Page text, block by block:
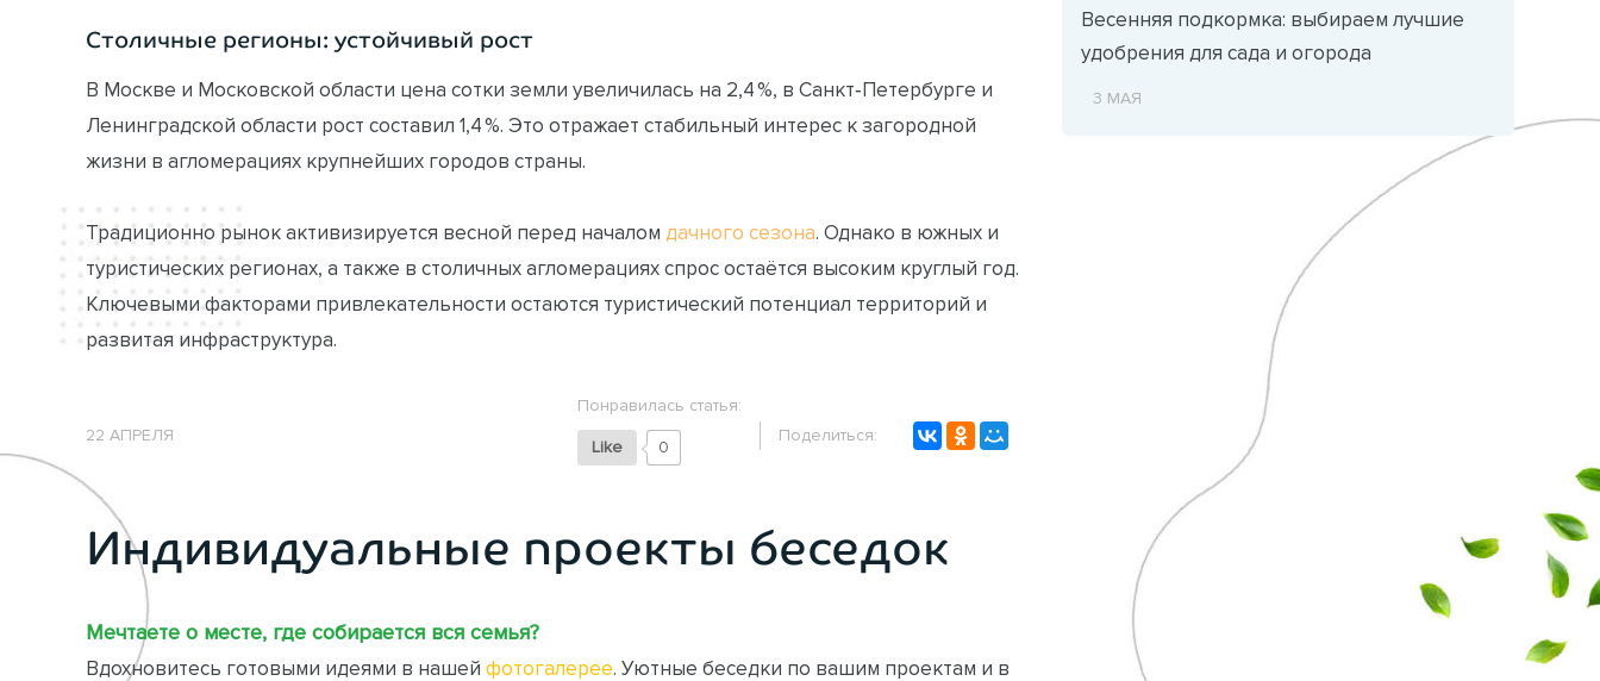
Столичные регионы: устойчивый рост
В Москве и Московской области цена сотки земли увеличилась на 2,4 %, в Санкт‑Петербурге и
Ленинградской области рост составил 1,4 %. Это отражает стабильный интерес к загородной
жизни в агломерациях крупнейших городов страны.
Традиционно рынок активизируется весной перед началом дачного сезона. Однако в южных и
туристических регионах, а также в столичных агломерациях спрос остаётся высоким круглый год.
Ключевыми факторами привлекательности остаются туристический потенциал территорий и
развитая инфраструктура.
22 АПРЕЛЯ
Понравилась статья:
Like 0
Поделиться:
Индивидуальные проекты беседок
Мечтаете о месте, где собирается вся семья?
Вдохновитесь готовыми идеями в нашей фотогалерее. Уютные беседки по вашим проектам и в
Весенняя подкормка: выбираем лучшие
удобрения для сада и огорода
3 МАЯ